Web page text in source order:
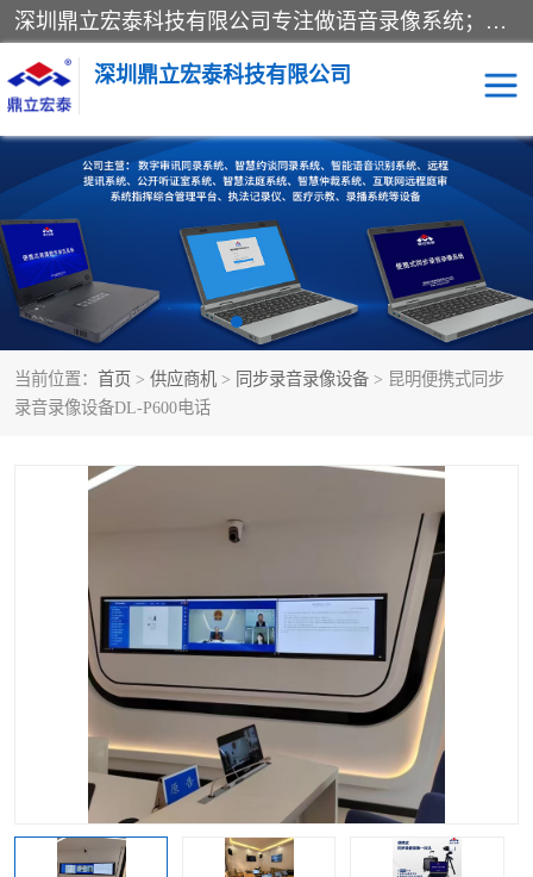
深圳鼎立宏泰科技有限公司专注做语音录像系统；主要服务有：约谈室同步录音录像系统、设计数字询问同步录音录像、数字约谈室同步录音录像、公开听证室、智慧庭审、智能语音识别转写、远程提讯（提审）、记录仪、远程指挥综合管理平台、录播系统等
深圳鼎立宏泰科技有限公司
当前位置： 首页 > 供应商机 > 同步录音录像设备 > 昆明便携式同步
录音录像设备DL-P600电话
同步录音录像设备 便携式审讯设备
数字法庭 听证室
远程提讯 语音识别